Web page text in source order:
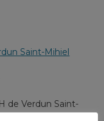
Saint-Mihiel
de Verdun Saint-